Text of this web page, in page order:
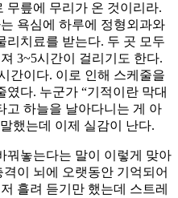
무릎에 무리가 온 것이리라.
욕심에 하루에 정형외과와
리치료를 받는다. 두 곳 모두
3~5시간이 걸리기도 한다.
간이다. 이로 인해 스케줄을
다. 누군가 “기적이란 막대
고 하늘을 날아다니는 게 아
했는데 이제 실감이 난다.
꿔놓는다는 말이 이렇게 맞아
이 뇌에 오랫동안 기억되어
흘려 듣기만 했는데 스트레